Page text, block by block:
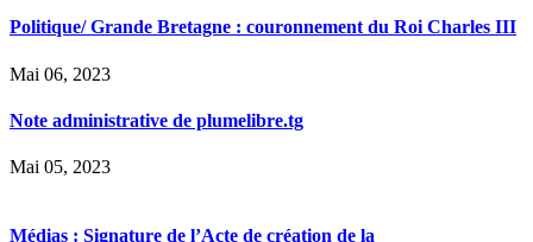
Politique/ Grande Bretagne : couronnement du Roi Charles III
Mai 06, 2023
Note administrative de plumelibre.tg
Mai 05, 2023
Médias : Signature de l’Acte de création de la